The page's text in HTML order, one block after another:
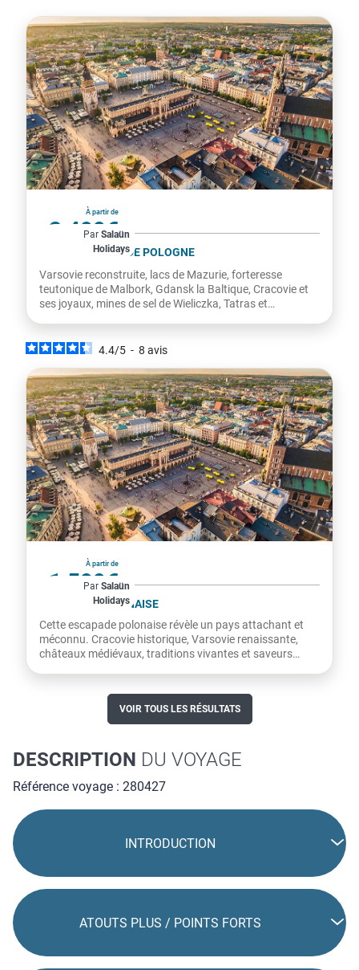
À partir de
2 499€
par personne
Par Salaün
Holidays
Pologne
LE GRAND TOUR DE POLOGNE
Varsovie reconstruite, lacs de Mazurie, forteresse
teutonique de Malbork, Gdansk la Baltique, Cracovie et
ses joyaux, mines de sel de Wieliczka, Tatras et
4.4/5 - 8 avis
À partir de
1 599€
par personne
Par Salaün
Holidays
Pologne
ESCAPADE POLONAISE
Cette escapade polonaise révèle un pays attachant et
méconnu. Cracovie historique, Varsovie renaissante,
châteaux médiévaux, traditions vivantes et saveurs
VOIR TOUS LES RÉSULTATS
DESCRIPTION DU VOYAGE
Référence voyage : 280427
INTRODUCTION
ATOUTS PLUS / POINTS FORTS